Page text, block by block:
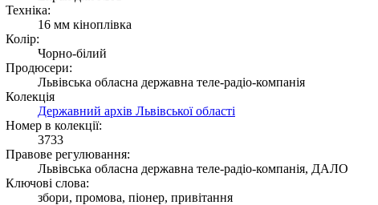
Техніка:
16 мм кіноплівка
Колір:
Чорно-білий
Продюсери:
Львівська обласна державна теле-радіо-компанія
Колекція
Державний архів Львівської області
Номер в колекції:
3733
Правове регулювання:
Львівська обласна державна теле-радіо-компанія, ДАЛО
Ключові слова:
збори, промова, піонер, привітання